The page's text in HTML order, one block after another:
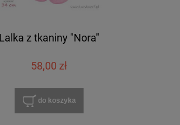
Lalka z tkaniny "Nora"
58,00 zł
do koszyka